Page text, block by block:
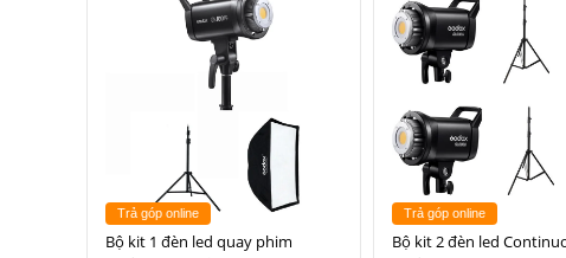
Trả góp online
Bộ kit 1 đèn led quay phim
Trả góp online
Bộ kit 2 đèn led